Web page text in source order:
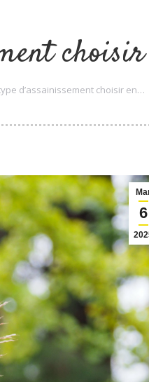
d’assainissement choisir en…
6